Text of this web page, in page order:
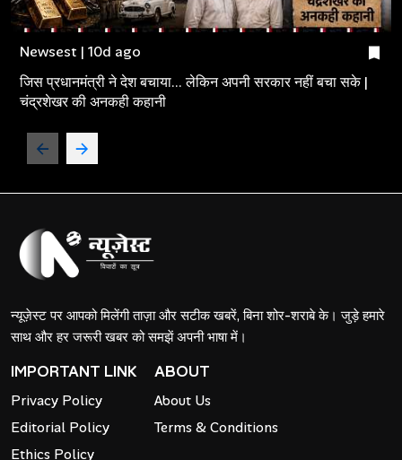
Newsest | 10d ago
जिस प्रधानमंत्री ने देश बचाया... लेकिन अपनी सरकार नहीं बचा सके |
चंद्रशेखर की अनकही कहानी
न्यूज़ेस्ट पर आपको मिलेंगी ताज़ा और सटीक खबरें, बिना शोर-शराबे के। जुड़े हमारे
साथ और हर जरूरी खबर को समझें अपनी भाषा में।
IMPORTANT LINK
Privacy Policy
Editorial Policy
Ethics Policy
ABOUT
About Us
Terms & Conditions